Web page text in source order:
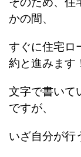
かの間、
すぐに住宅ロ
約と進みます
文字で書いて
ですが、
いざ自分が行